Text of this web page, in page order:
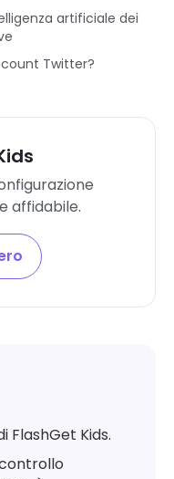
artificiale dei
Twitter?
affidabile.
FlashGet Kids.